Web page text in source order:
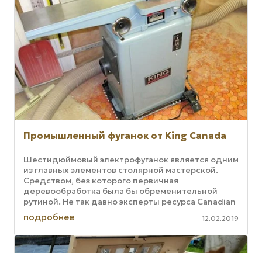
Промышленный фуганок от King Canada
Шестидюймовый электрофуганок является одним
из главных элементов столярной мастерской.
Средством, без которого первичная
деревообработка была бы обременительной
рутиной. Не так давно эксперты ресурса Canadian
Woodworking and Home Improvement ...
подробнее 12.02.2019